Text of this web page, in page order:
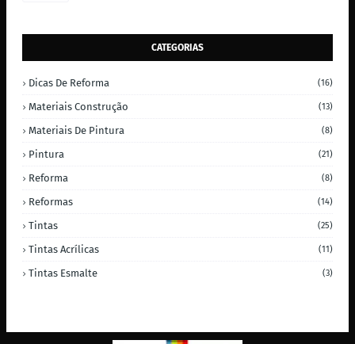
CATEGORIAS
Dicas De Reforma (16)
Materiais Construção (13)
Materiais De Pintura (8)
Pintura (21)
Reforma (8)
Reformas (14)
Tintas (25)
Tintas Acrílicas (11)
Tintas Esmalte (3)